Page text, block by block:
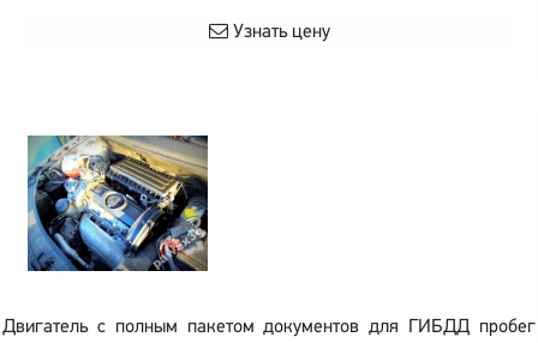
Узнать цену
Двигатель с полным пакетом документов для ГИБДД пробег